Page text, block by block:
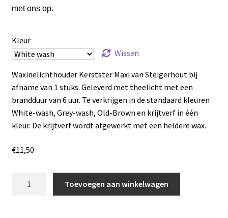
met ons op.
Kleur
Wissen
Waxinelichthouder Kerstster Maxi van Steigerhout bij
afname van 1 stuks. Geleverd met theelicht met een
brandduur van 6 uur. Te verkrijgen in de standaard kleuren
White-wash, Grey-wash, Old-Brown en krijtverf in één
kleur. De krijtverf wordt afgewerkt met een heldere wax.
€11,50
Toevoegen aan winkelwagen